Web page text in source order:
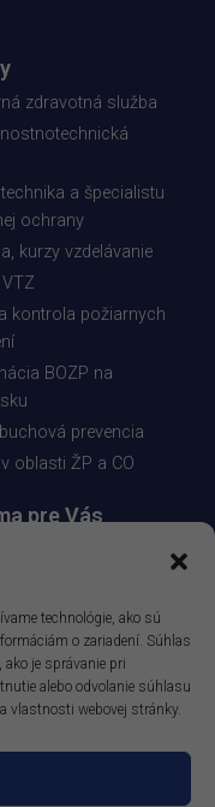
technológie, ako sú
o zariadení. Súhlas
je správanie pri
alebo odvolanie súhlasu
vlastnosti webovej stránky.
zdravotná služba
a špecialistu
ochrany
kurzy vzdelávanie
VTZ
kontrola požiarnych
BOZP na
prevencia
oblasti ŽP a CO
pre Vás
- riešenie odborných
spravodaj
aplikácie
Online
E-learningoveho